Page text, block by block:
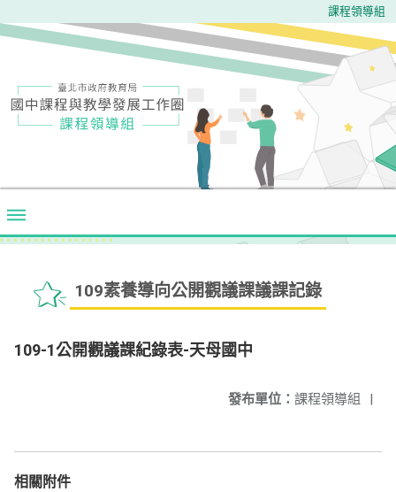
課程領導組
109素養導向公開觀議課議課記錄
109-1公開觀議課紀錄表-天母國中
發布單位： 課程領導組 |
相關附件